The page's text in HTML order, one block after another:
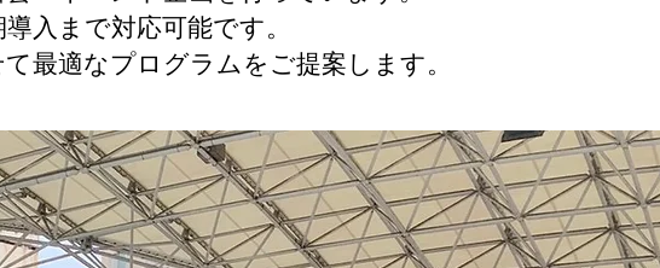
入まで対応可能です。
最適なプログラムをご提案します。